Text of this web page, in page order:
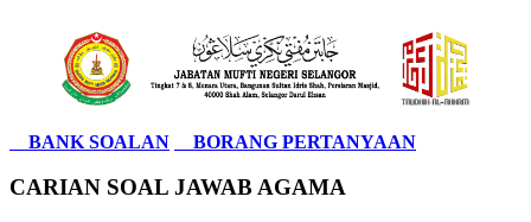
BANK SOALAN BORANG PERTANYAAN
CARIAN SOAL JAWAB AGAMA